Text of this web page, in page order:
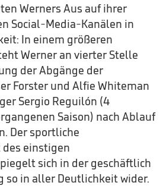
Werners Aus auf ihrer
Social-Media-Kanälen in
In einem größeren
Werner an vierter Stelle
der Abgänge der
Forster und Alfie Whiteman
Sergio Reguilón (4
Saison) nach Ablauf
Der sportliche
einstigen
sich in der geschäftlich
so in aller Deutlichkeit wider.